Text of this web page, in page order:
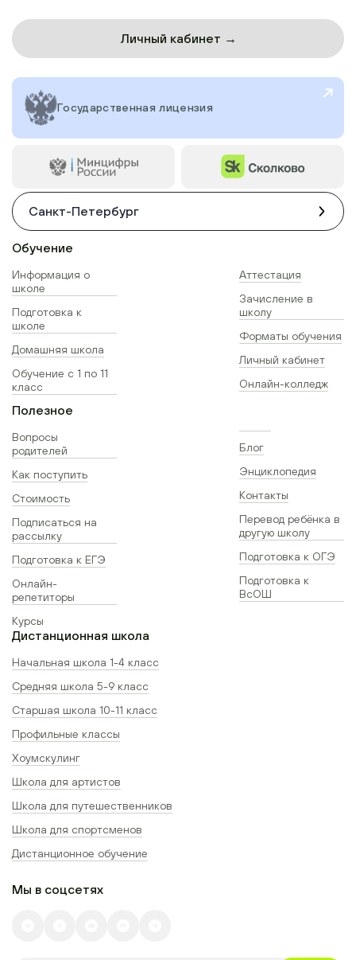
Личный кабинет →
Государственная лицензия
Санкт-Петербург
Обучение
Информация о
школе
Подготовка к
школе
Домашняя школа
Обучение с 1 по 11
класс
Аттестация
Зачисление в
школу
Форматы обучения
Личный кабинет
Онлайн-колледж
Полезное
Вопросы
родителей
Как поступить
Стоимость
Подписаться на
рассылку
Подготовка к ЕГЭ
Онлайн-
репетиторы
Курсы
Блог
Энциклопедия
Контакты
Перевод ребёнка в
другую школу
Подготовка к ОГЭ
Подготовка к
ВсОШ
Дистанционная школа
Начальная школа 1-4 класс
Средняя школа 5-9 класс
Старшая школа 10-11 класс
Профильные классы
Хоумскулинг
Школа для артистов
Школа для путешественников
Школа для спортсменов
Дистанционное обучение
Мы в соцсетях